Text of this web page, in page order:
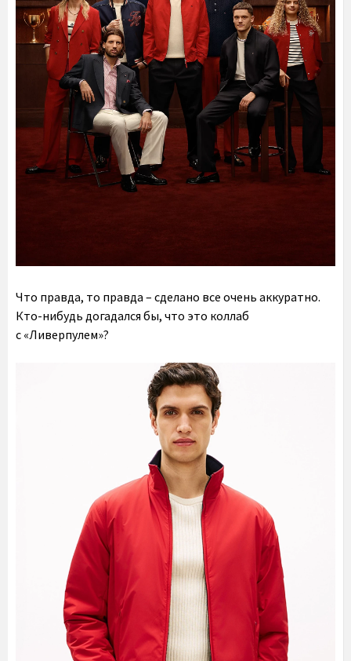
Что правда, то правда – сделано все очень аккуратно.
Кто-нибудь догадался бы, что это коллаб
с «Ливерпулем»?